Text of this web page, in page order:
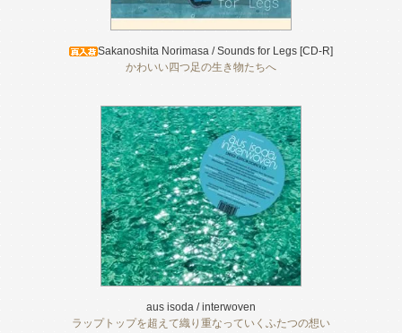
Sakanoshita Norimasa / Sounds for Legs [CD-R]
かわいい四つ足の生き物たちへ
aus isoda / interwoven
ラップトップを超えて織り重なっていくふたつの想い